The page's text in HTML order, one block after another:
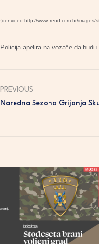
{denvideo http://www.trend.com.hr/images/
Policija apelira na vozače da
PREVIOUS
Naredna Sezona Grijanja